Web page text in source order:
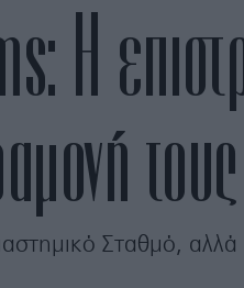
Η
Σταθμό, αλλά